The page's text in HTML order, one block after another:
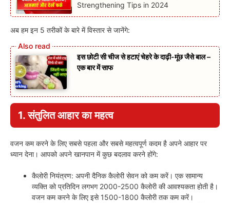
Strengthening Tips in 2024
अब हम इन 5 तरीकों के बारे में विस्तार से जानेंगे:
इस छोटी सी चीज से हटाएं चेहरे के दाढ़ी-मूंछ जैसे बाल –
एक बार में साफ
1. संतुलित आहार का महत्व
वजन कम करने के लिए सबसे पहला और सबसे महत्वपूर्ण कदम है अपने आहार पर
ध्यान देना। आपको अपने खानपान में कुछ बदलाव करने होंगे:
कैलोरी नियंत्रण: अपनी दैनिक कैलोरी सेवन को कम करें। एक सामान्य
व्यक्ति को प्रतिदिन लगभग 2000-2500 कैलोरी की आवश्यकता होती है।
वजन कम करने के लिए इसे 1500-1800 कैलोरी तक कम करें।